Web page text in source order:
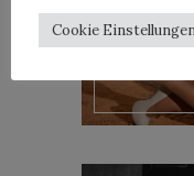
Cookie